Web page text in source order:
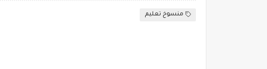
منسوخ تعليم